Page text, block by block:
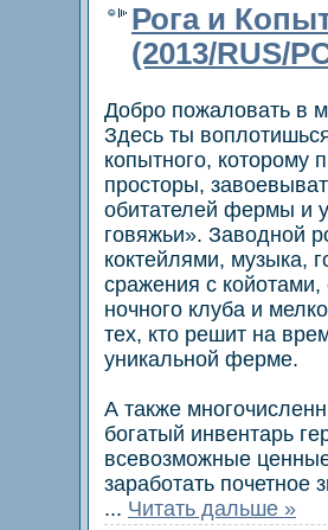
Рога и
(2013/RUS/
Добро пожаловать в
Здесь ты
копытного, которому
просторы,
обитателей фермы и
говяжьи». Заводной
коктейлями, музыка,
сражения с койотами,
ночного клуба и
тех, кто решит на
уникальной ферме.
А также
богатый инвентарь
всевозможные
заработать
... Читать дальше »